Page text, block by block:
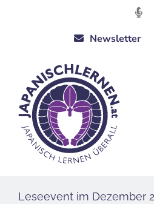
Newsletter
Leseevent im Dezember